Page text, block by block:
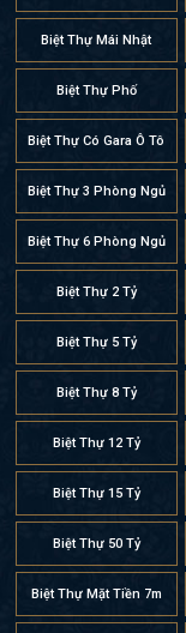
Biệt Thự Mái Nhật
Biệt Thự Phố
Biệt Thự Có Gara Ô Tô
Biệt Thự 3 Phòng Ngủ
Biệt Thự 6 Phòng Ngủ
Biệt Thự 2 Tỷ
Biệt Thự 5 Tỷ
Biệt Thự 8 Tỷ
Biệt Thự 12 Tỷ
Biệt Thự 15 Tỷ
Biệt Thự 50 Tỷ
Biệt Thự Mặt Tiền 7m